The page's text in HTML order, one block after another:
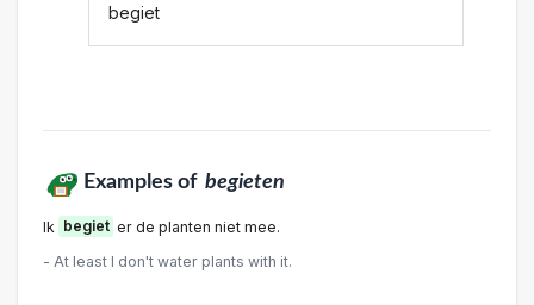
begiet
Examples of begieten
Ik begiet er de planten niet mee.
- At least I don't water plants with it.